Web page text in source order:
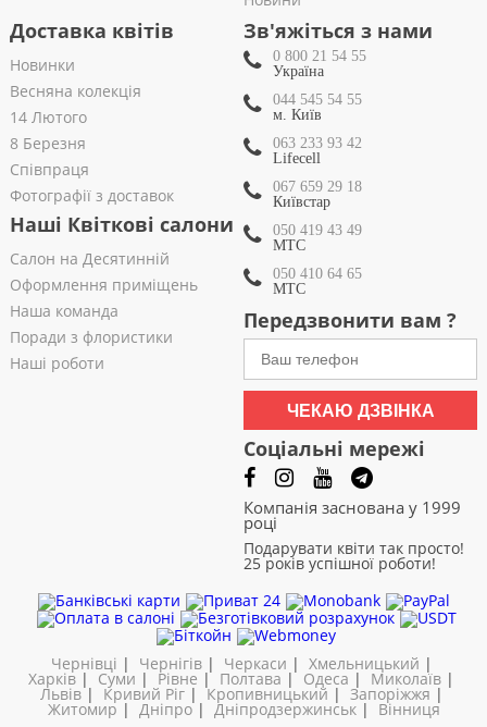
Доставка квітів
Новинки
Весняна колекція
14 Лютого
8 Березня
Співпраця
Фотографії з доставок
Наші Квіткові салони
Салон на Десятинній
Оформлення приміщень
Наша команда
Поради з флористики
Наші роботи
Зв'яжіться з нами
0 800 21 54 55
Україна
044 545 54 55
м. Київ
063 233 93 42
Lifecell
067 659 29 18
Київстар
050 419 43 49
МТС
050 410 64 65
МТС
Передзвонити вам ?
ЧЕКАЮ ДЗВІНКА
Соціальні мережі
Компанія заснована у 1999
році
Подарувати квіти так просто!
25 років успішної роботи!
Чернівці | Чернігів| Черкаси | Хмельницький |
Харків | Суми | Рівне | Полтава | Одеса | Миколаїв |
Львів| Кривий Ріг|Кропивницький | Запоріжжя |
Житомир | Дніпро| Дніпродзержинськ| Вінниця